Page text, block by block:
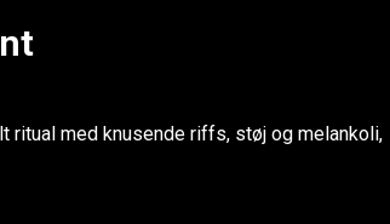
ritual med knusende riffs, støj og melankoli,